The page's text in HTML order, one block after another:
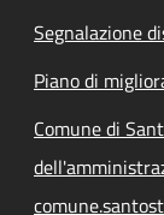
Segnalazione
Piano di
Comune di